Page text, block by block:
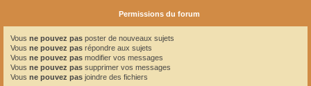
Permissions du forum
Vous ne pouvez pas poster de nouveaux sujets
Vous ne pouvez pas répondre aux sujets
Vous ne pouvez pas modifier vos messages
Vous ne pouvez pas supprimer vos messages
Vous ne pouvez pas joindre des fichiers